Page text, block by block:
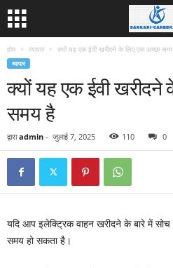
होम व्यापार क्यों यह एक ईवी खरीदने के लिए एक अच्छा
व्यापार
क्यों यह एक ईवी
समय है
द्वारा admin - जुलाई 7, 2025 110 0
यदि आप इलेक्ट्रिक वाहन खरीदने के बारे में
समय हो सकता है।